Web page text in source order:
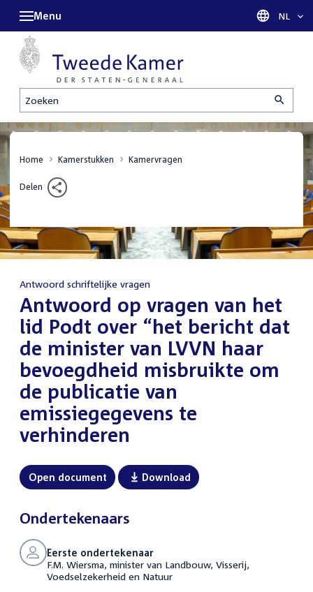
Zoeken
Menu Taal
NL
Home Kamerstukken Kamervragen
Delen
Antwoord schriftelijke vragen
Antwoord op vragen van het
lid Podt over “het bericht dat
de minister van LVVN haar
bevoegdheid misbruikte om
de publicatie van
emissiegegevens te
verhinderen
Open document Download
Ondertekenaars
Eerste ondertekenaar
F.M. Wiersma, minister van Landbouw, Visserij,
Voedselzekerheid en Natuur